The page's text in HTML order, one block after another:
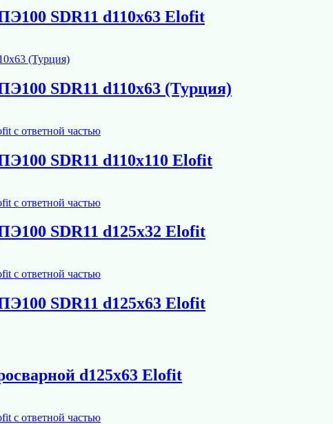
SDR11 d110х63 Elofit
SDR11 d110х63 (Турция)
SDR11 d110х110 Elofit
SDR11 d125х32 Elofit
SDR11 d125х63 Elofit
d125х63 Elofit